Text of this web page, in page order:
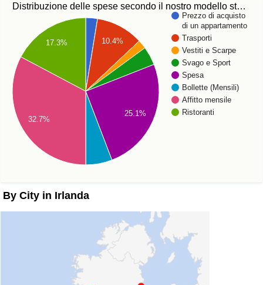
Distribuzione delle spese secondo il nostro modello st…
Prezzo di acquisto
di un appartamento
Trasporti
Vestiti e Scarpe
Svago e Sport
Spesa
Bollette (Mensili)
Affitto mensile
Ristoranti
10.4%
25.1%
17.3%
32.7%
By City in Irlanda